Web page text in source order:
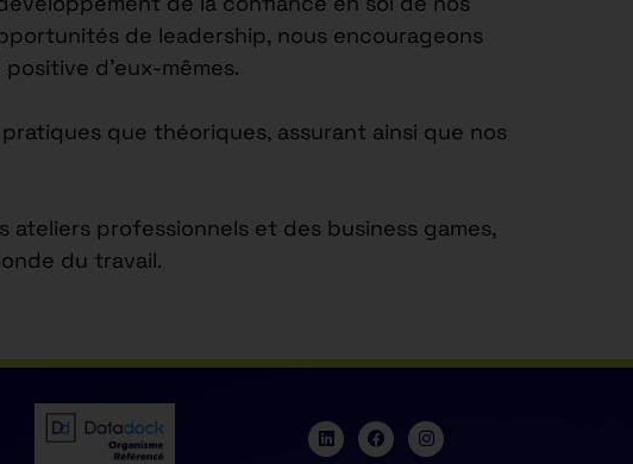
de leadership, nous encourageons
d’eux-mêmes.
que théoriques, assurant ainsi que nos
professionnels et des business games,
du travail.